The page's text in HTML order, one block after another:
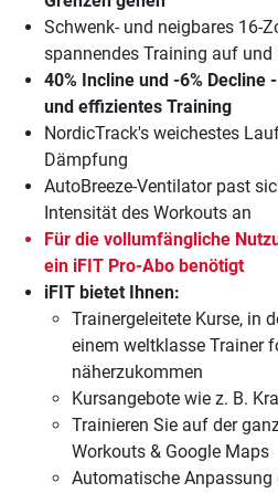
Schwenk- und neigbares 16-
spannendes Training auf
40% Incline und -6%
und effizientes Training
NordicTrack's weichestes
Dämpfung
AutoBreeze-Ventilator past
Intensität des Workouts an
Für die vollumfängliche
ein iFIT Pro-Abo benötigt
iFIT bietet Ihnen:
Trainergeleitete Kurse, in
einem weltklasse Trainer
näherzukommen
Kursangebote wie z. B.
Trainieren Sie auf der
Workouts & Google Maps
Automatische Anpassung